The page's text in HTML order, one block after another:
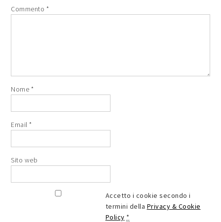
Commento *
Nome *
Email*
Sito web
Accetto i cookie secondo i
termini della Privacy & Cookie
Policy *